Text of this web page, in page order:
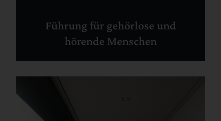
Führung für gehörlose und
hörende Menschen